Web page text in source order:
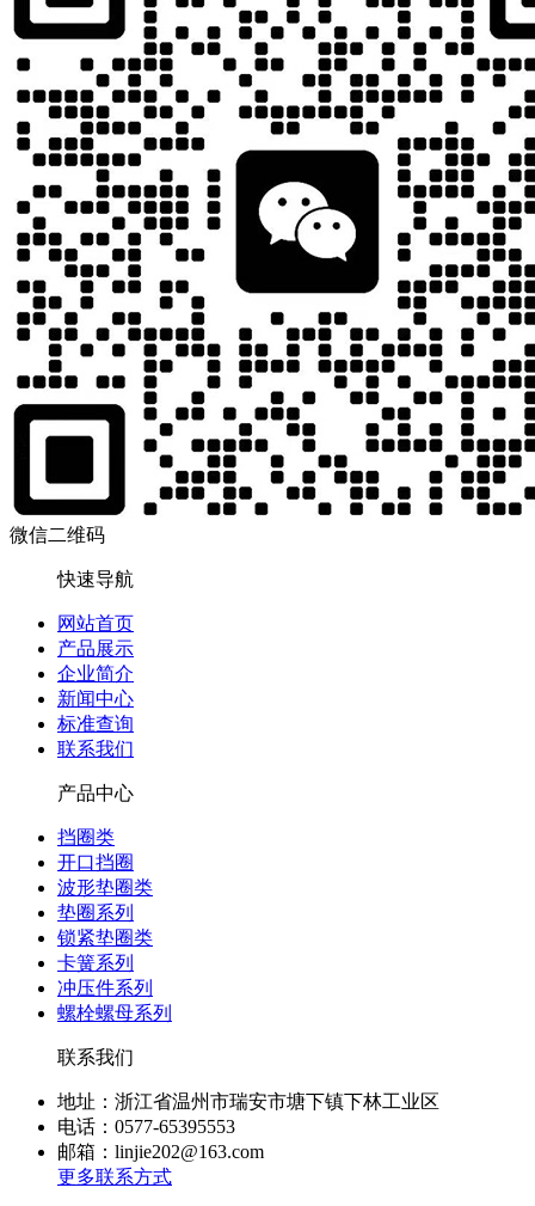
微信二维码
快速导航
网站首页
产品展示
企业简介
新闻中心
标准查询
联系我们
产品中心
挡圈类
开口挡圈
波形垫圈类
垫圈系列
锁紧垫圈类
卡簧系列
冲压件系列
螺栓螺母系列
联系我们
地址：浙江省温州市瑞安市塘下镇下林工业区
电话：0577-65395553
邮箱：linjie202@163.com
更多联系方式